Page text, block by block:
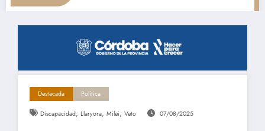
Destacada Política
Discapacidad, Llaryora, Milei, Veto 07/08/2025